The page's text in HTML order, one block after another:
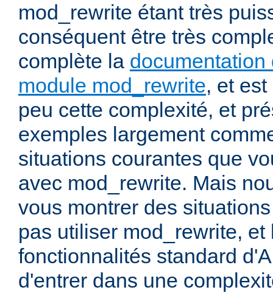
mod_rewrite étant très
conséquent être très
complète la documentation
module mod_rewrite, et
peu cette complexité, et
exemples largement
situations courantes que
avec mod_rewrite. Mais
vous montrer des
pas utiliser mod_rewrite,
fonctionnalités standard
d'entrer dans une